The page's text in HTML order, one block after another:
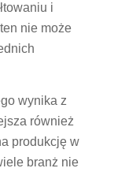
i
nie może
wynika z
również
produkcję w
branż nie